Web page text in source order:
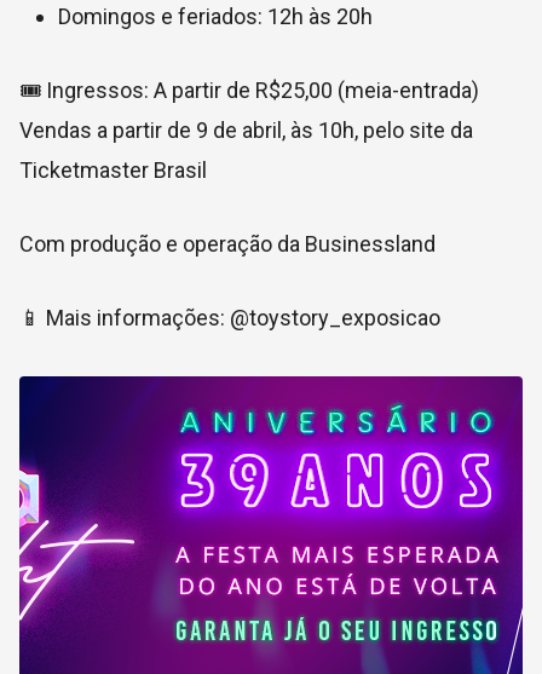
Domingos e feriados: 12h às 20h
🎟️ Ingressos: A partir de R$25,00 (meia-entrada)
Vendas a partir de 9 de abril, às 10h, pelo site da
Ticketmaster Brasil
Com produção e operação da Businessland
📱 Mais informações: @toystory_exposicao